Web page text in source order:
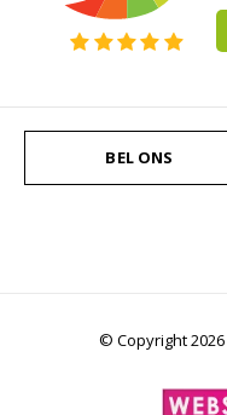
BEL ONS
© Copyright2026